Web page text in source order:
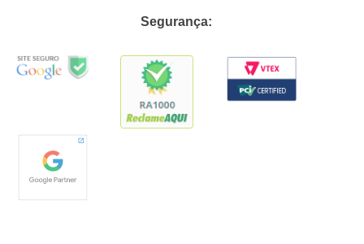
Segurança: